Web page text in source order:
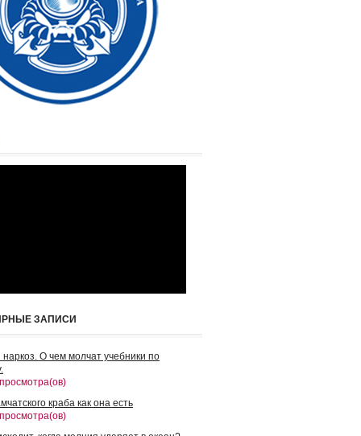
ЗАПИСИ
О чем молчат учебники по
краба как она есть